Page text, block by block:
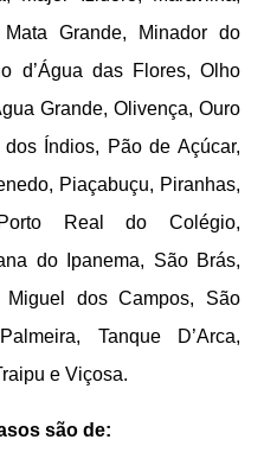
Grande, Minador do
d’Água das Flores, Olho
Grande, Olivença, Ouro
Índios, Pão de Açúcar,
Piaçabuçu, Piranhas,
Real do Colégio,
do Ipanema, São Brás,
dos Campos, São
Tanque D’Arca,
e Viçosa.
são de: